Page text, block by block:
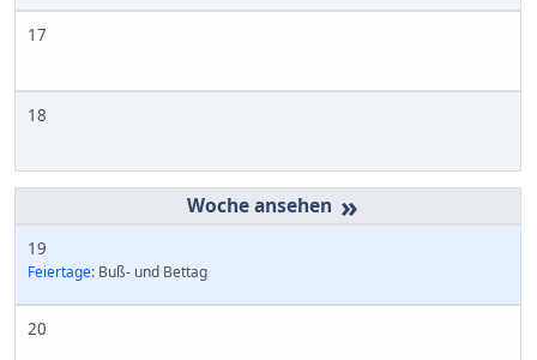
17
18
»
19
Feiertage: Buß- und Bettag
20